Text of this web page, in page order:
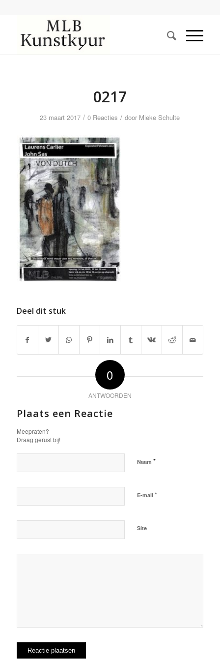
0217
23 maart 2017 / 0 Reacties / door Mieke Schulte
Deel dit stuk
0
ANTWOORDEN
Plaats een Reactie
Meepraten?
Draag gerust bij!
Naam *
E-mail *
Site